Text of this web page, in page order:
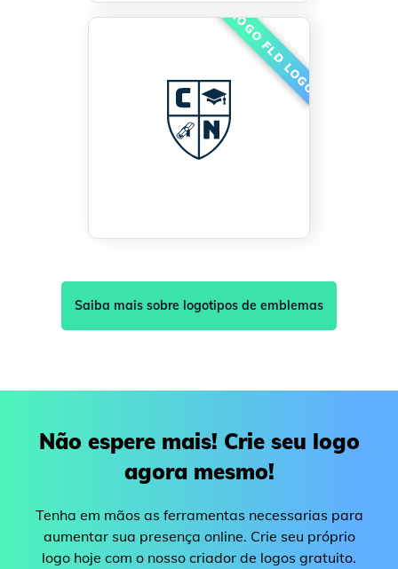
Saiba mais sobre logotipos de emblemas
Não espere mais! Crie seu logo
agora mesmo!
Tenha em mãos as ferramentas necessarias para
aumentar sua presença online. Crie seu próprio
logo hoje com o nosso criador de logos gratuito.